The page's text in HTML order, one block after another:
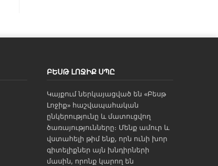
ԲԵՍԹ ԼՈՋԻՔ ՍՊԸ
Կայքում ներկայացված են «Բեսթ
Լոջիք» հաշվապահական
ընկերությունը և մատուցվող
ծառայությունները։ Մենք ամուր և
վստահելի թիմ ենք, որն ունի խոր
գիտելիքներ այն խնդիրների
մասին, որոնք կարող են